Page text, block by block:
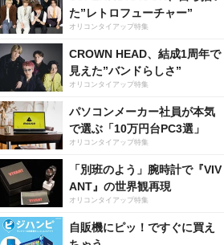
た”レトロフューチャー”
オリコンタイアップ特集
CROWN HEAD、結成1周年で
見えた”バンドらしさ”
オリコンタイアップ特集
パソコンメーカー社員が本気
で選ぶ「10万円台PC3選」
オリコンタイアップ特集
「別班のよう」腕時計で『VIV
ANT』の世界観再現
オリコンタイアップ特集
自販機にピッ！ですぐに買え